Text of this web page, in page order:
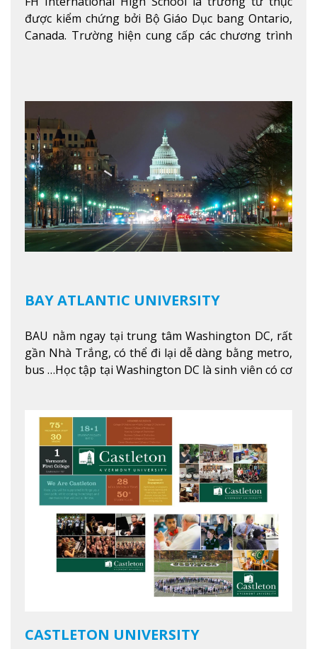
được kiểm chứng bởi Bộ Giáo Dục bang Ontario,
Canada. Trường hiện cung cấp các chương trình
nhanh chóng môi trường học tại Canada.Xem
thêm
BAY ATLANTIC UNIVERSITY
BAU nằm ngay tại trung tâm Washington DC, rất
gần Nhà Trắng, có thể đi lại dễ dàng bằng metro,
bus …Học tập tại Washington DC là sinh viên có cơ
nghiệp ở Mỹ, #7 thành phố an toàn nhất trên Thế
Xem thêm
CASTLETON UNIVERSITY